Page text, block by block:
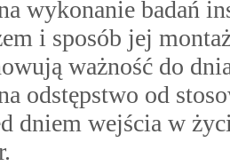
wykonanie badań
i sposób jej
ważność do
odstępstwo od
dniem wejścia w